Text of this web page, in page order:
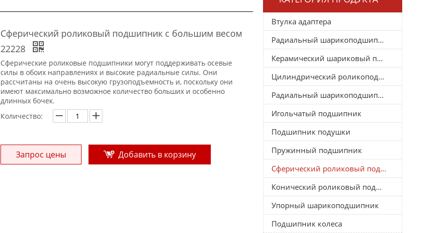
Сферический роликовый подшипник с большим весом
22228
Сферические роликовые подшипники могут поддерживать осевые
силы в обоих направлениях и высокие радиальные силы. Они
рассчитаны на очень высокую грузоподъемность и, поскольку они
имеют максимально возможное количество больших и особенно
длинных бочек.
Количество:
Запрос цены Добавить в корзину
Втулка адаптера
Радиальный шарикоподшипник
Керамический шариковый подшипник
Цилиндрический роликоподшипник
Радиальный шарикоподшипник
Игольчатый подшипник
Подшипник подушки
Пружинный подшипник
Сферический роликовый подшипник
Конический роликовый подшипник
Упорный шарикоподшипник
Подшипник колеса